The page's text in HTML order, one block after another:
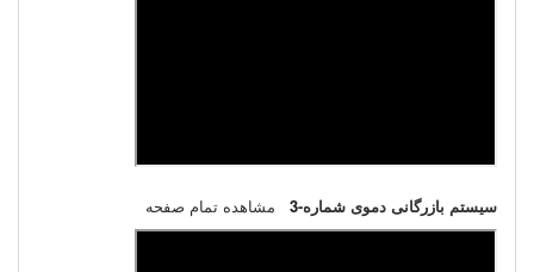
سیستم بازرگانی دموی شماره-3 مشاهده تمام صفحه